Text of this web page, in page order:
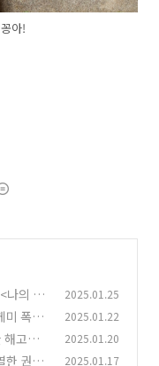
아!
나의 완
2025.01.25
미 폭
2025.01.22
해고와
2025.01.20
한 권력
2025.01.17